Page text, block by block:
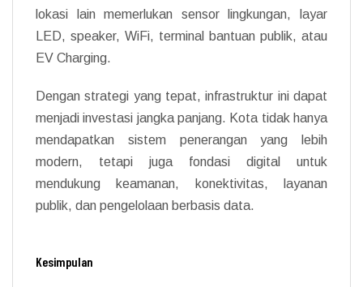
lokasi lain memerlukan sensor lingkungan, layar
LED, speaker, WiFi, terminal bantuan publik, atau
EV Charging.
Dengan strategi yang tepat, infrastruktur ini dapat
menjadi investasi jangka panjang. Kota tidak hanya
mendapatkan sistem penerangan yang lebih
modern, tetapi juga fondasi digital untuk
mendukung keamanan, konektivitas, layanan
publik, dan pengelolaan berbasis data.
Kesimpulan